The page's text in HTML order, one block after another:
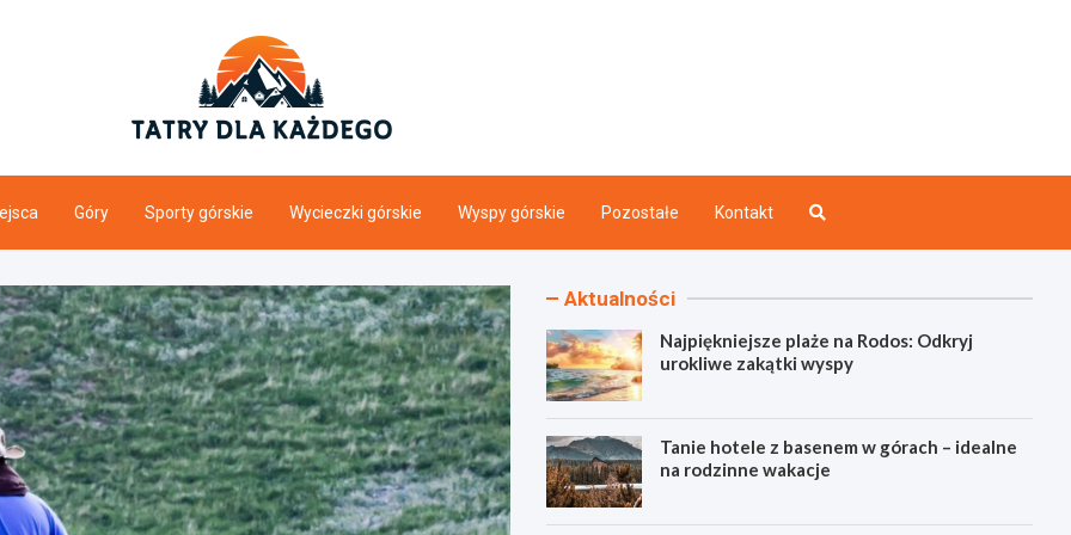
Góry Sporty górskie Wycieczki górskie Wyspy górskie Pozostałe Kontakt
Aktualności
Najpiękniejsze plaże na Rodos: Odkryj
urokliwe zakątki wyspy
Tanie hotele z basenem w górach – idealne
na rodzinne wakacje